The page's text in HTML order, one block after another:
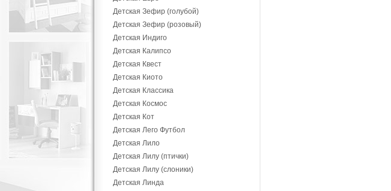
Детская Зефир (голубой)
Детская Зефир (розовый)
Детская Индиго
Детская Калипсо
Детская Квест
Детская Киото
Детская Классика
Детская Космос
Детская Кот
Детская Лего Футбол
Детская Лило
Детская Лилу (птички)
Детская Лилу (слоники)
Детская Линда